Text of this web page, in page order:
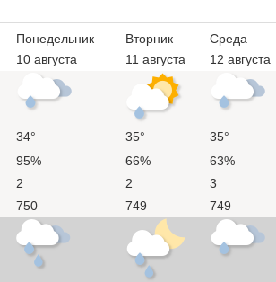
Понедельник
10 августа
Вторник
11 августа
Среда
12 августа
34° 35° 35°
95% 66% 63%
2 2 3
750 749 749